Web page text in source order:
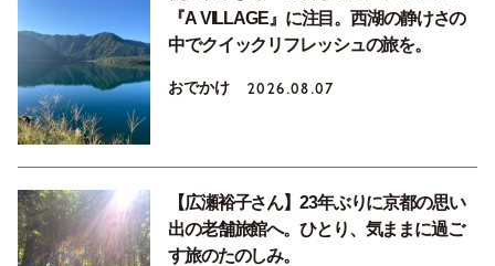
『A VILLAGE』に注目。西湖の静けさの
中でクイックリフレッシュの旅を。
おでかけ 2026.08.07
【広瀬裕子さん】23年ぶりに京都の思い
出の老舗旅館へ。ひとり、気ままに過ご
す旅のたのしみ。